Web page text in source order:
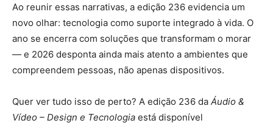
Ao reunir essas narrativas, a edição 236 evidencia um
novo olhar: tecnologia como suporte integrado à vida. O
ano se encerra com soluções que transformam o morar
— e 2026 desponta ainda mais atento a ambientes que
compreendem pessoas, não apenas dispositivos.
Quer ver tudo isso de perto? A edição 236 da Áudio &
Vídeo – Design e Tecnologia está disponível